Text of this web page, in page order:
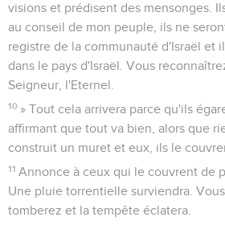
visions et prédisent des mensonges.
au conseil de mon peuple, ils ne
registre de la communauté d'Israël et
dans le pays d'Israël. Vous
Seigneur, l'Eternel.
10 » Tout cela arrivera parce qu'ils
affirmant que tout va bien, alors que
construit un muret et eux, ils le
11 Annonce à ceux qui le couvrent de
Une pluie torrentielle surviendra.
tomberez et la tempête éclatera.